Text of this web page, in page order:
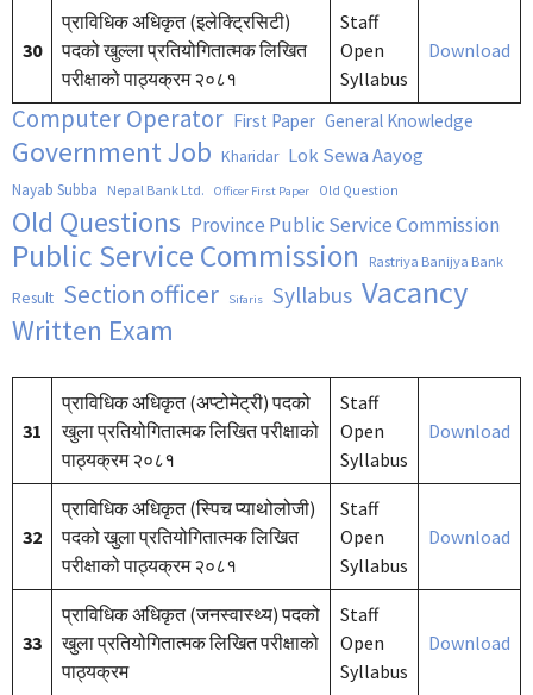
30
प्राविधिक अधिकृत (इलेक्ट्रिसिटी)
पदको खुल्ला प्रतियोगितात्मक लिखित
परीक्षाको पाठ्यक्रम २०८१
Staff
Open
Syllabus
Download
Computer Operator First Paper General Knowledge
Government Job Kharidar Lok Sewa Aayog
Nayab Subba Nepal Bank Ltd. Officer First Paper Old Question
Old Questions Province Public Service Commission
Public Service Commission Rastriya Banijya Bank
Result Section officer Sifaris Syllabus Vacancy
Written Exam
31
प्राविधिक अधिकृत (अप्टोमेट्री) पदको
खुला प्रतियोगितात्मक लिखित परीक्षाको
पाठ्यक्रम २०८१
Staff
Open
Syllabus
Download
32
प्राविधिक अधिकृत (स्पिच प्याथोलोजी)
पदको खुला प्रतियोगितात्मक लिखित
परीक्षाको पाठ्यक्रम २०८१
Staff
Open
Syllabus
Download
33
प्राविधिक अधिकृत (जनस्वास्थ्य) पदको
खुला प्रतियोगितात्मक लिखित परीक्षाको
पाठ्यक्रम
Staff
Open
Syllabus
Download